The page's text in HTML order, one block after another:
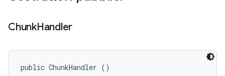
ChunkHandler
public ChunkHandler ()